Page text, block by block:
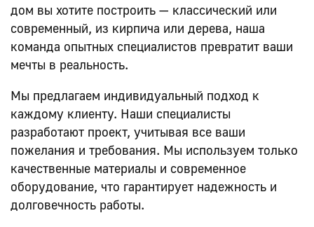
дом вы хотите построить — классический или
современный, из кирпича или дерева, наша
команда опытных специалистов превратит ваши
мечты в реальность.
Мы предлагаем индивидуальный подход к
каждому клиенту. Наши специалисты
разработают проект, учитывая все ваши
пожелания и требования. Мы используем только
качественные материалы и современное
оборудование, что гарантирует надежность и
долговечность работы.